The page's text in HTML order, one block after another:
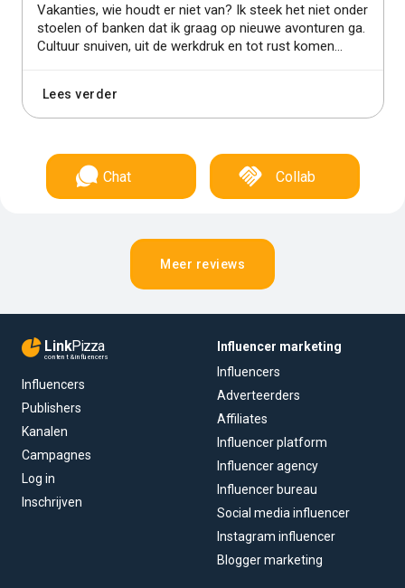
Vakanties, wie houdt er niet van? Ik steek het niet onder
stoelen of banken dat ik graag op nieuwe avonturen ga.
Cultuur snuiven, uit de werkdruk en tot rust komen...
Lees verder
Chat Collab
Meer reviews
LinkPizza
content & influencers
Influencers
Publishers
Kanalen
Campagnes
Log in
Inschrijven
Influencer marketing
Influencers
Adverteerders
Affiliates
Influencer platform
Influencer agency
Influencer bureau
Social media influencer
Instagram influencer
Blogger marketing